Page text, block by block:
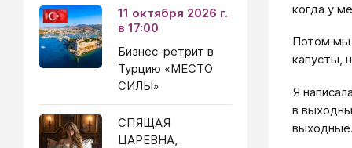
когда у
Потом мы
капусты,
Я
в
выходные.
11 октября 2026 г.
в 17:00
Бизнес-ретрит в
Турцию «МЕСТО
СИЛЫ»
СПЯЩАЯ
ЦАРЕВНА,